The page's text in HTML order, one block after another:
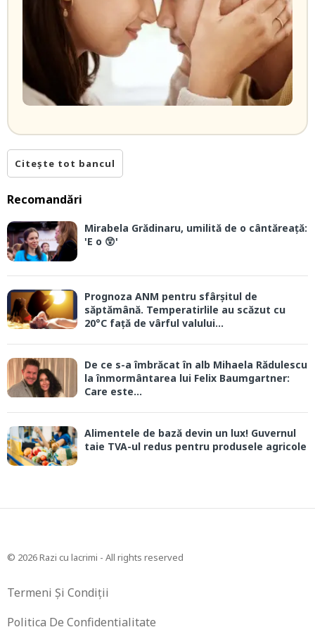
Citește tot bancul
Recomandări
Mirabela Grădinaru, umilită de o cântăreață:
'E o 😲'
Prognoza ANM pentru sfârșitul de
săptămână. Temperatirlile au scăzut cu
20°C față de vârful valului...
De ce s-a îmbrăcat în alb Mihaela Rădulescu
la înmormântarea lui Felix Baumgartner:
Care este...
Alimentele de bază devin un lux! Guvernul
taie TVA-ul redus pentru produsele agricole
© 2026 Razi cu lacrimi - All rights reserved
Termeni Și Condiții
Politica De Confidentialitate